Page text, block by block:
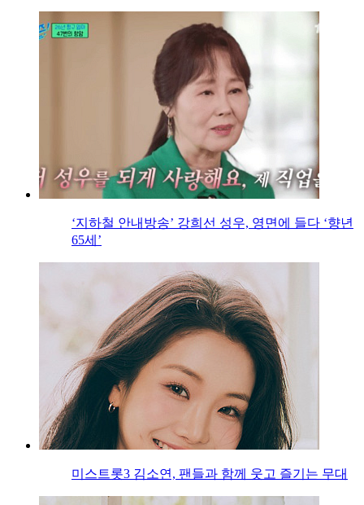
‘지하철 안내방송’ 강희선 성우, 영면에 들다 ‘향년
65세’
미스트롯3 김소연, 팬들과 함께 웃고 즐기는 무대